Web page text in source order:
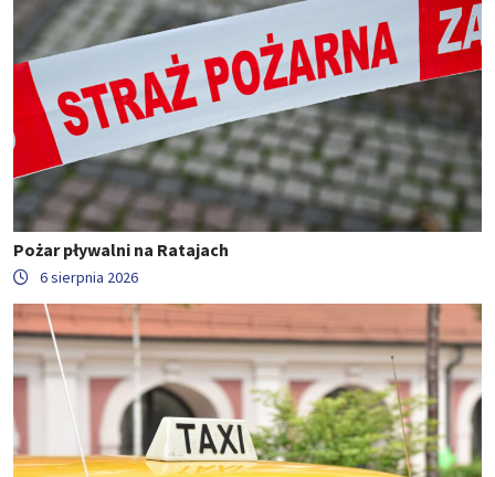
Pożar pływalni na Ratajach
6 sierpnia 2026